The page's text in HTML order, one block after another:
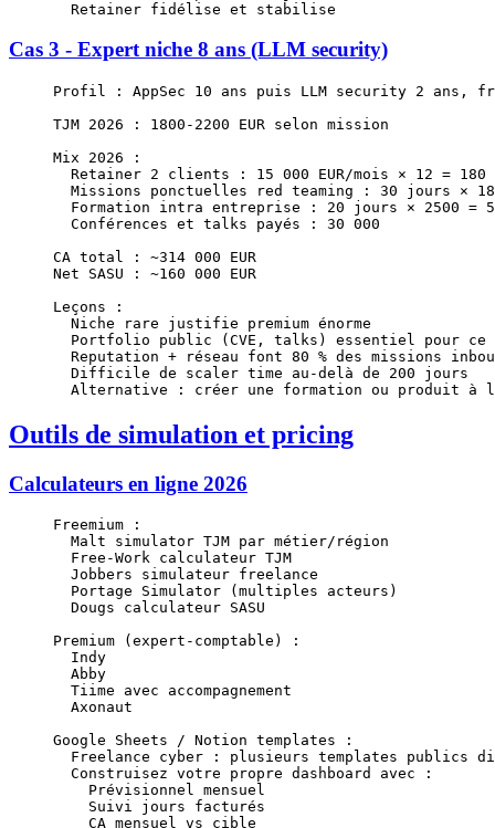
  Retainer fidélise et stabilise
Cas 3 - Expert niche 8 ans (LLM security)
Profil : AppSec 10 ans puis LLM security 2 ans,
TJM 2026 : 1800-2200 EUR selon mission
Mix 2026 :
Retainer 2 clients : 15 000 EUR/mois × 12 = 180
Missions ponctuelles red teaming : 30 jours ×
Formation intra entreprise : 20 jours × 2500 =
  Conférences et talks payés : 30 000
CA total : ~314 000 EUR
Net SASU : ~160 000 EUR
Leçons :
  Niche rare justifie premium énorme
Portfolio public (CVE, talks) essentiel pour ce
Reputation + réseau font 80 % des missions
  Difficile de scaler time au-delà de 200 jours
Alternative : créer une formation ou produit à
Outils de simulation et pricing
Calculateurs en ligne 2026
Freemium :
  Malt simulator TJM par métier/région
  Free-Work calculateur TJM
  Jobbers simulateur freelance
  Portage Simulator (multiples acteurs)
  Dougs calculateur SASU
Premium (expert-comptable) :
  Indy
  Abby
  Tiime avec accompagnement
  Axonaut
Google Sheets / Notion templates :
Freelance cyber : plusieurs templates publics
  Construisez votre propre dashboard avec :
    Prévisionnel mensuel
    Suivi jours facturés
    CA mensuel vs cible